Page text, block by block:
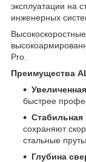
эксплуатации на
инженерных
Pro.
Преимущества
быстрее
Стабильная
сохраняют
стальные
Глубина